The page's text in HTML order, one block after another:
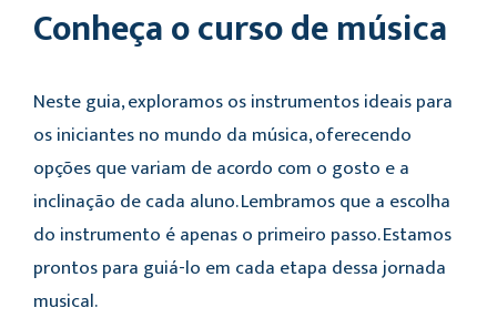
Conheça o curso de música
Neste guia, exploramos os instrumentos ideais para
os iniciantes no mundo da música, oferecendo
opções que variam de acordo com o gosto e a
inclinação de cada aluno. Lembramos que a escolha
do instrumento é apenas o primeiro passo. Estamos
prontos para guiá-lo em cada etapa dessa jornada
musical.